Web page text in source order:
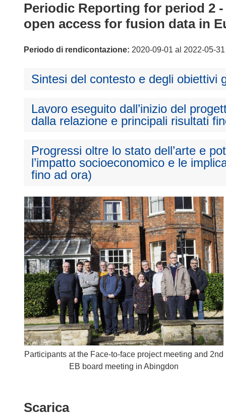
Periodic Reporting for period 2
open access for fusion data in
Periodo di rendicontazione: 2020-09-01 al 2022-05-31
Sintesi del contesto e degli obiettivi
Lavoro eseguito dall’inizio del
dalla relazione e principali risultati
Progressi oltre lo stato dell’arte e
l’impatto socioeconomico e le
fino ad ora)
Participants at the Face-to-face project meeting and 2nd
EB board meeting in Abingdon
ScaricaScarica